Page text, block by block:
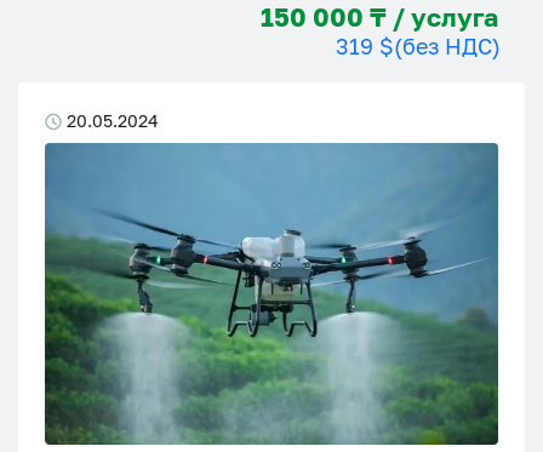
150 000 ₸ / услуга
319 $(без НДС)
20.05.2024